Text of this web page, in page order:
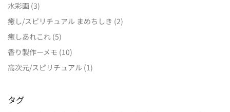
水彩画 (3)
癒し/スピリチュアル まめちしき (2)
癒しあれこれ (5)
香り製作ーメモ (10)
高次元/スピリチュアル (1)
タグ